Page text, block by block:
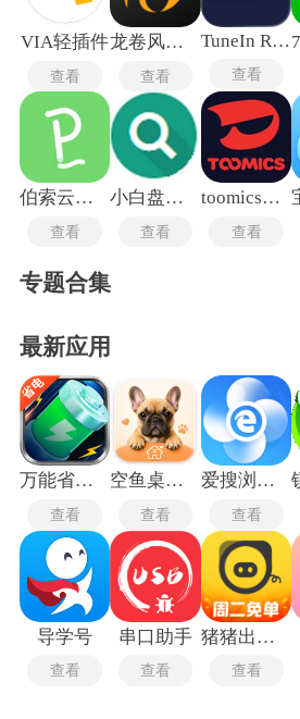
VIA轻插件
查看
龙卷风收音机纯净版
查看
TuneIn Radio
查看
伯索云学堂
查看
小白盘安卓版
查看
toomics玩漫
查看
专题合集
最新应用
万能省电宝
查看
空鱼桌面宠物
查看
爱搜浏览器旧版
查看
导学号
查看
串口助手
查看
猪猪出行司机端
查看